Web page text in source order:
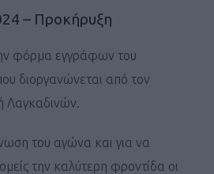
– Προκήρυξη
φόρμα εγγράφων του
διοργανώνεται από τον
Λαγκαδινών.
του αγώνα και για να
την καλύτερη φροντίδα οι